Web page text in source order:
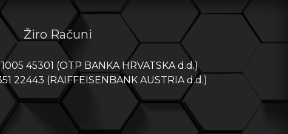
Žiro Računi
45301 (OTP BANKA HRVATSKA d.d.)
22443 (RAIFFEISENBANK AUSTRIA d.d.)